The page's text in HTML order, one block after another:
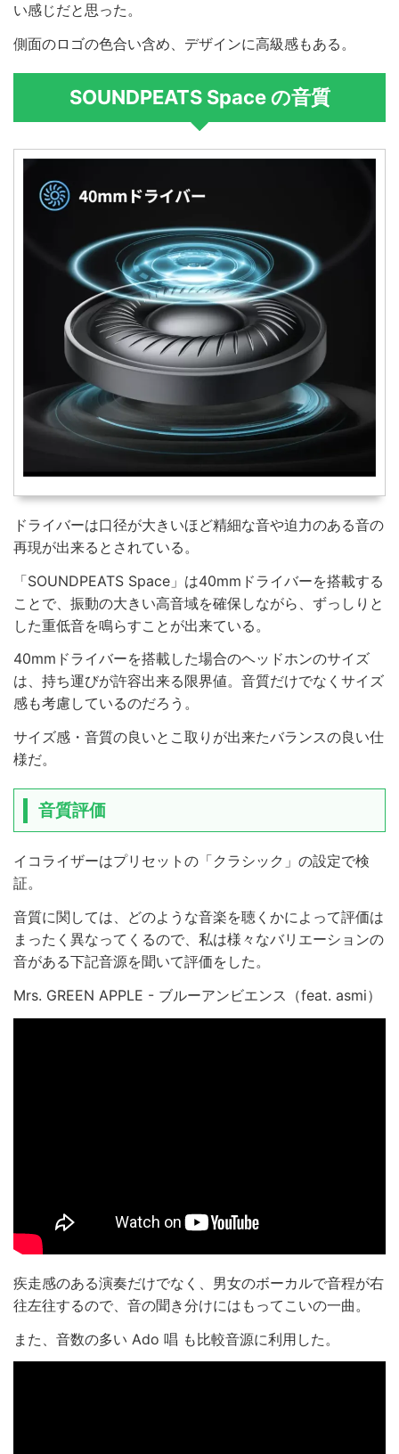
い感じだと思った。
側面のロゴの色合い含め、デザインに高級感もある。
SOUNDPEATS Space の音質
ドライバーは口径が大きいほど精細な音や迫力のある音の
再現が出来るとされている。
「SOUNDPEATS Space」は40mmドライバーを搭載する
ことで、振動の大きい高音域を確保しながら、ずっしりと
した重低音を鳴らすことが出来ている。
40mmドライバーを搭載した場合のヘッドホンのサイズ
は、持ち運びが許容出来る限界値。音質だけでなくサイズ
感も考慮しているのだろう。
サイズ感・音質の良いとこ取りが出来たバランスの良い仕
様だ。
音質評価
イコライザーはプリセットの「クラシック」の設定で検
証。
音質に関しては、どのような音楽を聴くかによって評価は
まったく異なってくるので、私は様々なバリエーションの
音がある下記音源を聞いて評価をした。
Mrs. GREEN APPLE - ブルーアンビエンス（feat. asmi）
疾走感のある演奏だけでなく、男女のボーカルで音程が右
往左往するので、音の聞き分けにはもってこいの一曲。
また、音数の多い Ado 唱 も比較音源に利用した。